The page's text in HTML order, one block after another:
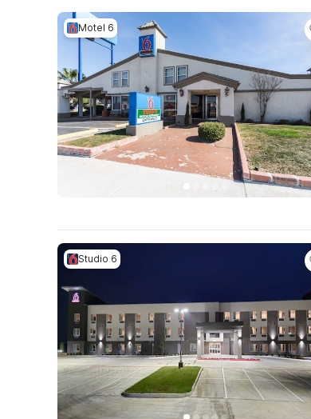
Motel 6
Studio 6